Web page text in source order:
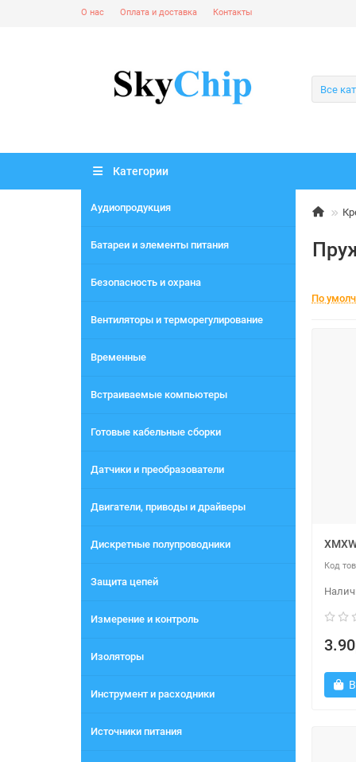
О нас Оплата и доставка Контакты
Все
Категории
Аудиопродукция
Батареи и элементы питания
Безопасность и охрана
Вентиляторы и терморегулирование
Временные
Встраиваемые компьютеры
Готовые кабельные сборки
Датчики и преобразователи
Двигатели, приводы и драйверы
Дискретные полупроводники
Защита цепей
Измерение и контроль
Изоляторы
Инструмент и расходники
Источники питания
По